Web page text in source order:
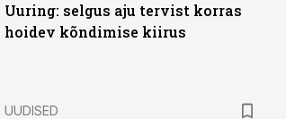
Uuring: selgus aju tervist korras
hoidev kõndimise kiirus
UUDISED